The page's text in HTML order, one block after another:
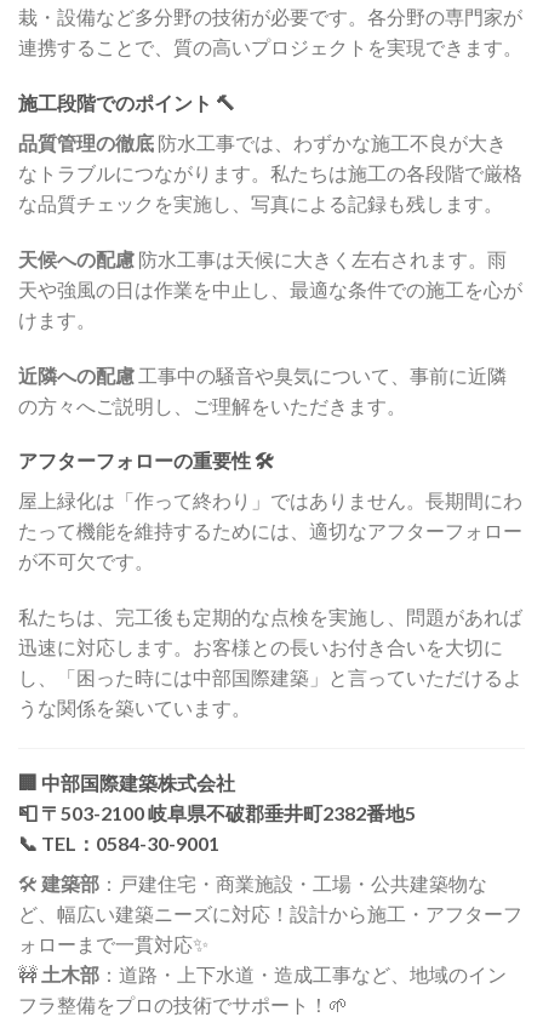
栽・設備など多分野の技術が必要です。各分野の専門家が
連携することで、質の高いプロジェクトを実現できます。
施工段階でのポイント 🔨
品質管理の徹底 防水工事では、わずかな施工不良が大き
なトラブルにつながります。私たちは施工の各段階で厳格
な品質チェックを実施し、写真による記録も残します。
天候への配慮 防水工事は天候に大きく左右されます。雨
天や強風の日は作業を中止し、最適な条件での施工を心が
けます。
近隣への配慮 工事中の騒音や臭気について、事前に近隣
の方々へご説明し、ご理解をいただきます。
アフターフォローの重要性 🛠️
屋上緑化は「作って終わり」ではありません。長期間にわ
たって機能を維持するためには、適切なアフターフォロー
が不可欠です。
私たちは、完工後も定期的な点検を実施し、問題があれば
迅速に対応します。お客様との長いお付き合いを大切に
し、「困った時には中部国際建築」と言っていただけるよ
うな関係を築いています。
🏢 中部国際建築株式会社
📮 〒503-2100 岐阜県不破郡垂井町2382番地5
📞 TEL：0584-30-9001
🛠️ 建築部 ：戸建住宅・商業施設・工場・公共建築物な
ど、幅広い建築ニーズに対応！設計から施工・アフターフ
ォローまで一貫対応✨
🚧 土木部 ：道路・上下水道・造成工事など、地域のイン
フラ整備をプロの技術でサポート！🌱